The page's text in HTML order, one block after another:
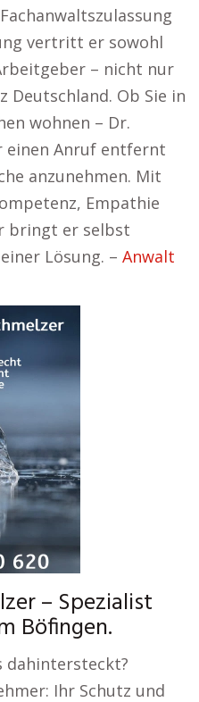
vertritt er sowohl
– nicht nur
Deutschland. Ob Sie in
wohnen – Dr.
einen Anruf entfernt
anzunehmen. Mit
Empathie
bringt er selbst
Lösung. – Anwalt
– Spezialist
Böfingen.
dahintersteckt?
Ihr Schutz und